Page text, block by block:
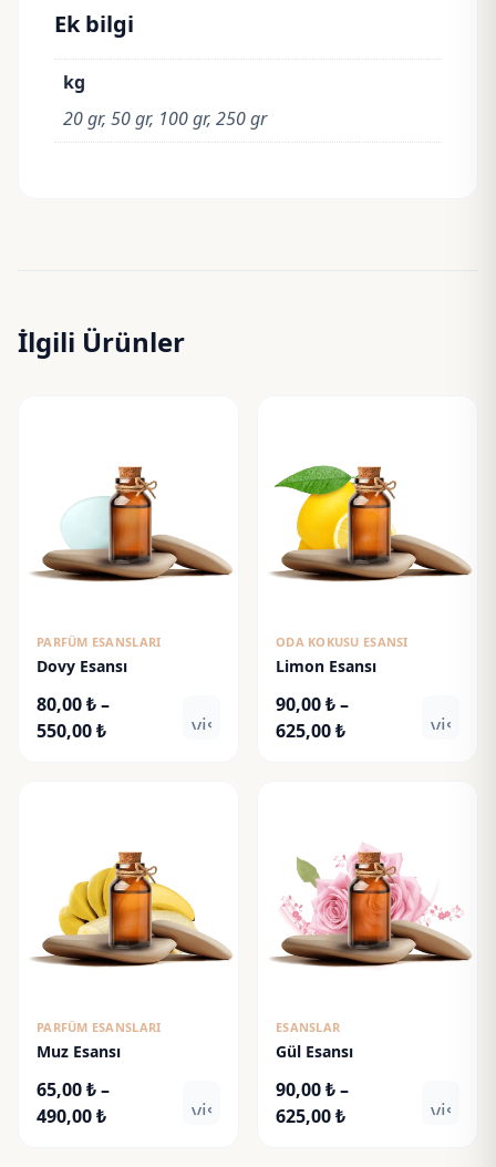
Ek bilgi
kg
20 gr, 50 gr, 100 gr, 250 gr
İlgili Ürünler
PARFÜM ESANSLARI
Dovy Esansı
80,00₺–
550,00₺Fiyat
visibility
ODA KOKUSU ESANSI
Limon Esansı
90,00₺–
625,00₺Fiyat
625,00 ₺
PARFÜM ESANSLARI
Muz Esansı
65,00₺–
490,00₺Fiyat
visibility
ESANSLAR
Gül Esansı
90,00₺–
625,00₺Fiyat